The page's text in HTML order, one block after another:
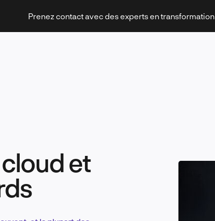
Prenez contact avec des experts en transformation
Technologies et innovation
et